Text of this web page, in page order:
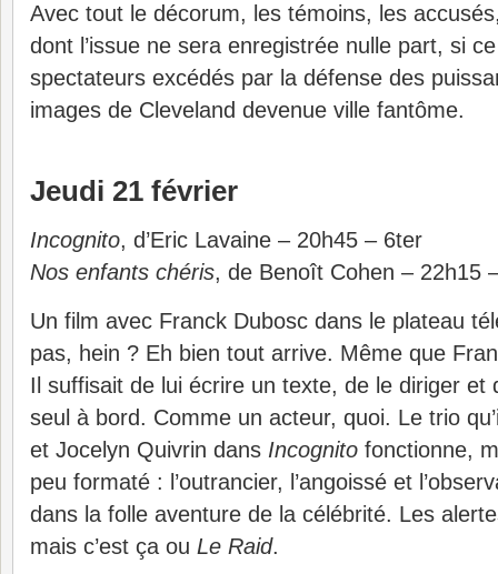
Avec tout le décorum, les témoins, les
dont l’issue ne sera enregistrée nulle part, si
spectateurs excédés par la défense des
images de Cleveland devenue ville fantôme.
Jeudi 21 février
Incognito, d’Eric Lavaine – 20h45 – 6ter
Nos enfants chéris, de Benoît Cohen – 22h15
Un film avec Franck Dubosc dans le plateau
pas, hein ? Eh bien tout arrive. Même que
Il suffisait de lui écrire un texte, de le diriger et
seul à bord. Comme un acteur, quoi. Le trio
et Jocelyn Quivrin dans Incognito fonctionne,
peu formaté : l’outrancier, l’angoissé et
dans la folle aventure de la célébrité. Les
mais c’est ça ou Le Raid.